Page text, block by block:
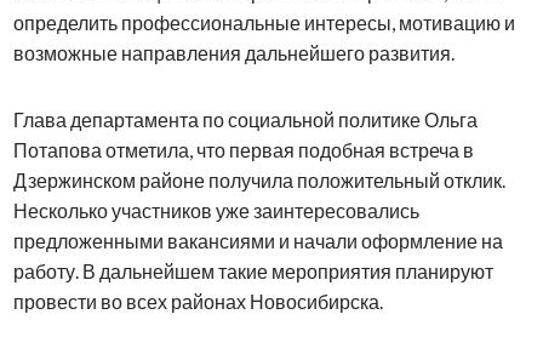
определить профессиональные интересы, мотивацию и
возможные направления дальнейшего развития.
Глава департамента по социальной политике Ольга
Потапова отметила, что первая подобная встреча в
Дзержинском районе получила положительный отклик.
Несколько участников уже заинтересовались
предложенными вакансиями и начали оформление на
работу. В дальнейшем такие мероприятия планируют
провести во всех районах Новосибирска.